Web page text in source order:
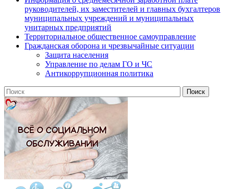
руководителей, их заместителей и главных бухгалтеров
муниципальных учреждений и муниципальных
унитарных предприятий
Территориальное общественное самоуправление
Гражданская оборона и чрезвычайные ситуации
Защита населения
Управление по делам ГО и ЧС
Антикоррупционная политика